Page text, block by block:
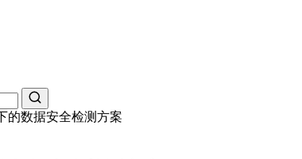
的数据安全检测方案